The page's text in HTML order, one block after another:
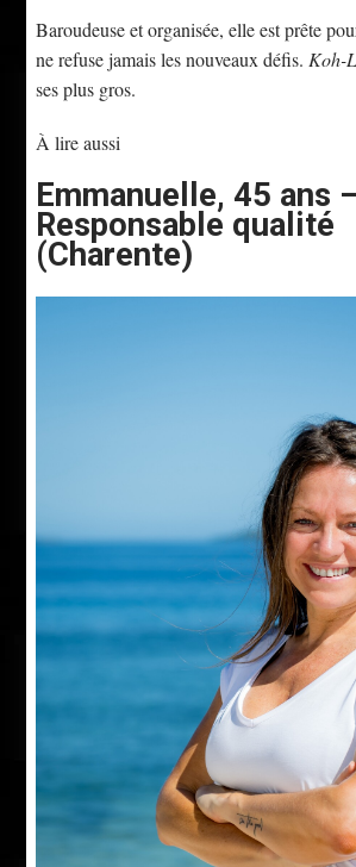
Baroudeuse et organisée, elle est prête
ne refuse jamais les nouveaux défis. Koh-
ses plus gros.
À lire aussi
Emmanuelle, 45 ans
Responsable qualité
(Charente)